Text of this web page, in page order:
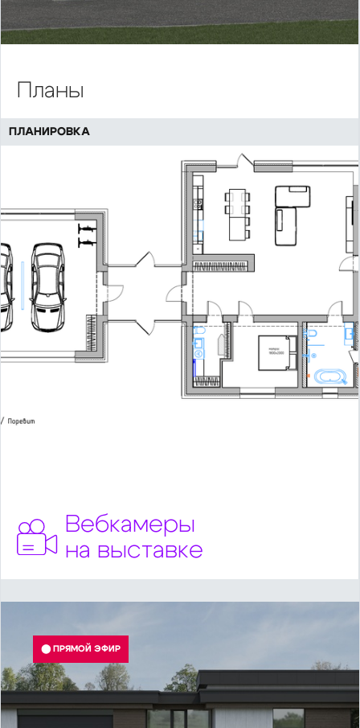
Планы
ПЛАНИРОВКА
Вебкамеры
на выставке
⬤ ПРЯМОЙ ЭФИР